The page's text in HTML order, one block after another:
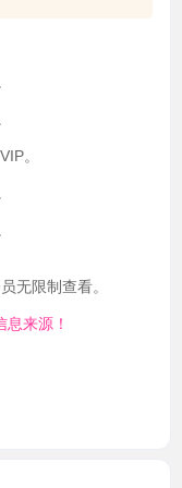
。
无限制查看。
来源！